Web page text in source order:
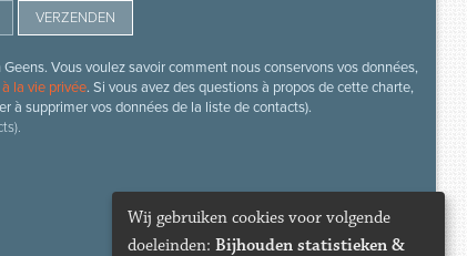
Vous voulez savoir comment nous conservons vos données,
la vie privée. Si vous avez des questions à propos de cette charte,
à supprimer vos données de la liste de contacts).
Wij gebruiken cookies voor volgende
doeleinden: Bijhouden statistieken &